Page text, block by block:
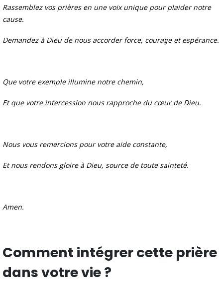
Rassemblez vos prières en une voix unique pour plaider notre
cause.
Demandez à Dieu de nous accorder force, courage et espérance.
Que votre exemple illumine notre chemin,
Et que votre intercession nous rapproche du cœur de Dieu.
Nous vous remercions pour votre aide constante,
Et nous rendons gloire à Dieu, source de toute sainteté.
Amen.
Comment intégrer cette prière
dans votre vie ?